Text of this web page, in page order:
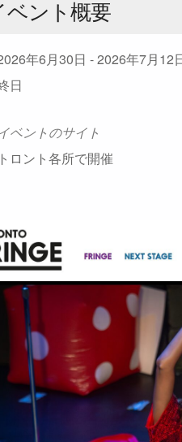
ベント概要
年6月30日 - 2026年7月12
日
ベントのサイト
トロント各所で開催